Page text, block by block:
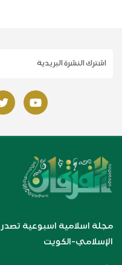
مجلة اسلامية اسبوعية تصدر
الإسلامي-الكويت